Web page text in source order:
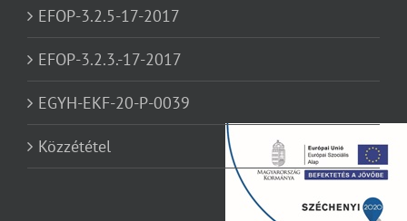
EFOP-3.2.5-17-2017
EFOP-3.2.3.-17-2017
EGYH-EKF-20-P-0039
Közzététel